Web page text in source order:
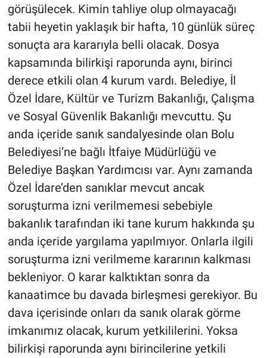
görüşülecek. Kimin tahliye olup olmayacağı
tabii heyetin yaklaşık bir hafta, 10 günlük süreç
sonuçta ara kararıyla belli olacak. Dosya
kapsamında bilirkişi raporunda aynı, birinci
derece etkili olan 4 kurum vardı. Belediye, İl
Özel İdare, Kültür ve Turizm Bakanlığı, Çalışma
ve Sosyal Güvenlik Bakanlığı mevcuttu. Şu
anda içeride sanık sandalyesinde olan Bolu
Belediyesi’ne bağlı İtfaiye Müdürlüğü ve
Belediye Başkan Yardımcısı var. Aynı zamanda
Özel İdare’den sanıklar mevcut ancak
soruşturma izni verilmemesi sebebiyle
bakanlık tarafından iki tane kurum hakkında şu
anda içeride yargılama yapılmıyor. Onlarla ilgili
soruşturma izni verilmeme kararının kalkması
bekleniyor. O karar kalktıktan sonra da
kanaatimce bu davada birleşmesi gerekiyor. Bu
dava içerisinde onları da sanık olarak görme
imkanımız olacak, kurum yetkililerini. Yoksa
bilirkişi raporunda aynı birincilerine yetkili